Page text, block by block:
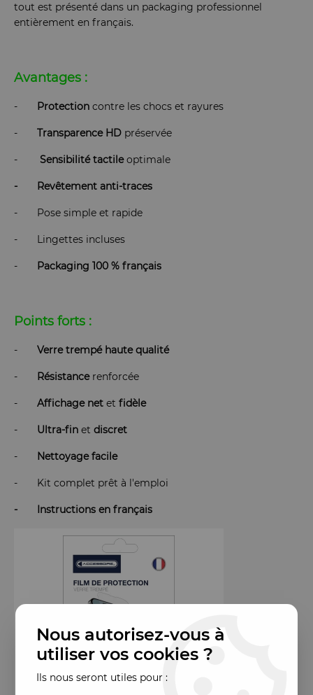
tout est présenté dans un packaging professionnel
entièrement en français.
Avantages :
- Protection contre les chocs et rayures
- Transparence HD préservée
- Sensibilité tactileoptimale
- Revêtement anti-traces
- Pose simple et rapide
- Lingettes incluses
- Packaging 100 % français
Points forts :
- Verre trempé haute qualité
- Résistancerenforcée
- Affichage net et fidèle
- Ultra-fin et discret
- Nettoyage facile
- Kit complet prêt à l'emploi
- Instructions en français
Nous autorisez-vous à
utiliser vos cookies ?
Ils nous seront utiles pour :